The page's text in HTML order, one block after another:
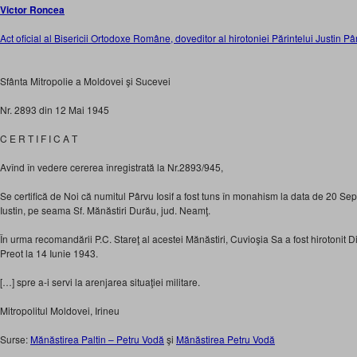
Victor Roncea
Act oficial al Bisericii Ortodoxe Române, doveditor al hirotoniei Părintelui Justin
Sfânta Mitropolie a Moldovei şi Sucevei
Nr. 2893 din 12 Mai 1945
C E R T I F I C A T
Avînd în vedere cererea înregistrată la Nr.2893/945,
Se certifică de Noi că numitul Pârvu Iosif a fost tuns în monahism la data de 20
Iustin, pe seama Sf. Mănăstiri Durău, jud. Neamţ.
În urma recomandării P.C. Stareţ al acestei Mănăstiri, Cuvioşia Sa a fost hirotonit
Preot la 14 Iunie 1943.
[…] spre a-i servi la arenjarea situaţiei militare.
Mitropolitul Moldovei, Irineu
Surse: Mănăstirea Paltin – Petru Vodă şi Mănăstirea Petru Vodă